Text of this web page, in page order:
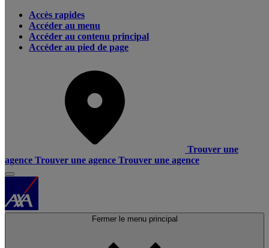
Accès rapides
Accéder au menu
Accéder au contenu principal
Accéder au pied de page
Trouver une
agence Trouver une agence Trouver une agence
Fermer le menu principal